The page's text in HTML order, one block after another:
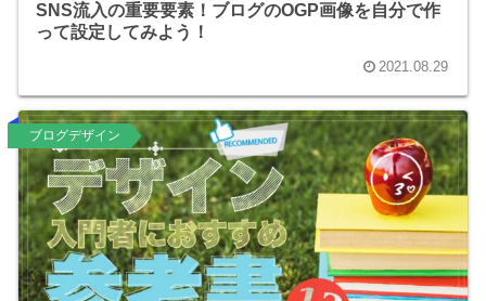
SNS流入の重要要素！ブログのOGP画像を自分で作
って設定してみよう！
2021.08.29
ブログデザイン